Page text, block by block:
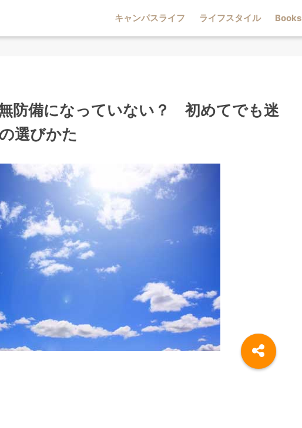
キャンパスライフ ライフスタイル Books
防備になっていない？ 初めてでも迷
選びかた